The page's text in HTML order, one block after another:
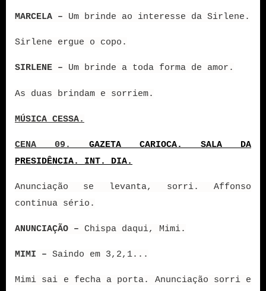
MARCELA – Um brinde ao interesse da Sirlene.
Sirlene ergue o copo.
SIRLENE – Um brinde a toda forma de amor.
As duas brindam e sorriem.
MÚSICA CESSA.
CENA 09. GAZETA CARIOCA. SALA DA
PRESIDÊNCIA. INT. DIA.
Anunciação se levanta, sorri. Affonso
continua sério.
ANUNCIAÇÃO – Chispa daqui, Mimi.
MIMI – Saindo em 3,2,1...
Mimi sai e fecha a porta. Anunciação sorri e